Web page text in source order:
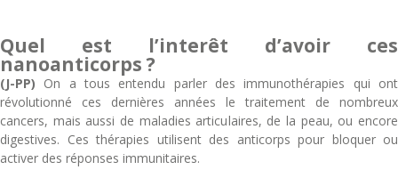
Quel est l’interêt d’avoir ces
nanoanticorps ?
(J-PP) On a tous entendu parler des immunothérapies qui ont
révolutionné ces dernières années le traitement de nombreux
cancers, mais aussi de maladies articulaires, de la peau, ou encore
digestives. Ces thérapies utilisent des anticorps pour bloquer ou
activer des réponses immunitaires.